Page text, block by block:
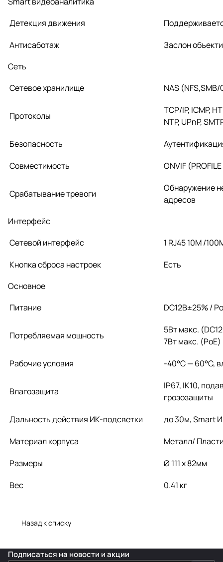
Детекция движения
Антисаботаж
Заслон
Сеть
Сетевое хранилище
NAS (NFS,SMB/
Протоколы
TCP/IP, ICMP,
NTP, UPnP,
Безопасность
Совместимость
ONVIF
Срабатывание тревоги
Обнаружение
адресов
Интерфейс
Сетевой интерфейс
1 RJ45 10M /
Кнопка сброса настроек
Есть
Основное
Питание
DC12В±25% /
Потребляемая мощность
5Вт макс.
7Вт макс. (PoE)
Рабочие условия
-40°С — 60°С,
Влагозащита
IP67, IK10,
грозозащиты
Дальность действия ИК-подсветки
до 30м, Smart
Материал корпуса
Металл/
Размеры
Ø 111 х 82мм
Вес
0.41 кг
Назад к списку
Подписаться на новости и акции